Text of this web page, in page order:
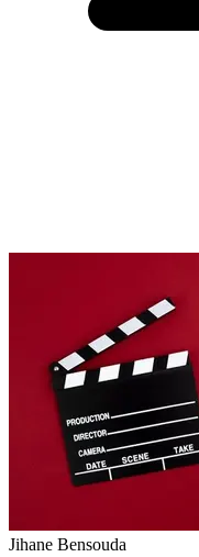
Jihane Bensouda